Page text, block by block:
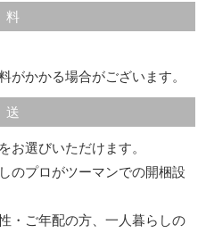
かかる場合がございます。
送
お選びいただけます。
のプロがツーマンでの開梱設
・ご年配の方、一人暮らしの